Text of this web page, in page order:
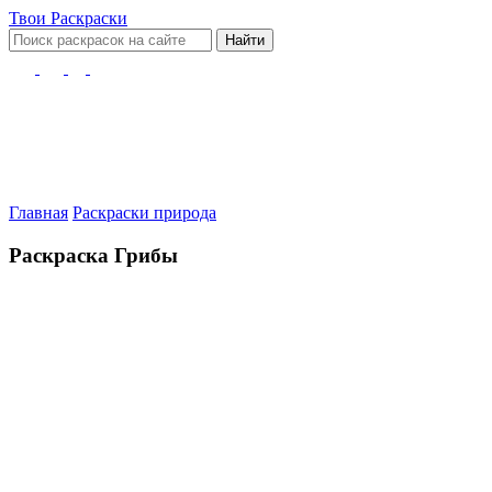
Твои Раскраски
Найти
Главная Раскраски природа
Раскраска Грибы